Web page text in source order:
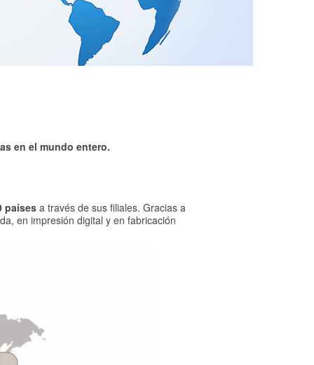
en el mundo entero.
paísesa través de sus filiales. Gracias a
en impresión digital y en fabricación